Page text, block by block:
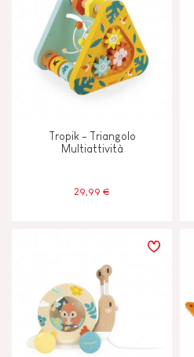
Tropik - Triangolo
Multiattività
29,99 €